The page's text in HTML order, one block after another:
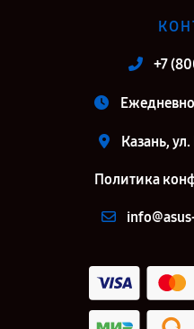
+7
Казань,
Политика